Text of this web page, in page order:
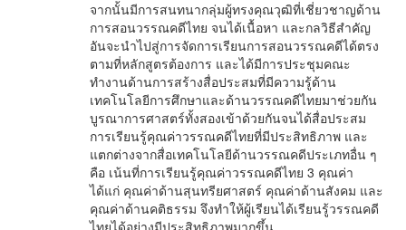
จากนั้นมีการสนทนากลุ่มผู้ทรงคุณวุฒิที่เชี่ยวชาญด้าน
การสอนวรรณคดีไทย จนได้เนื้อหา และกลวิธีสำคัญ
อันจะนำไปสู่การจัดการเรียนการสอนวรรณคดีได้ตรง
ตามที่หลักสูตรต้องการ และได้มีการประชุมคณะ
ทำงานด้านการสร้างสื่อประสมที่มีความรู้ด้าน
เทคโนโลยีการศึกษาและด้านวรรณคดีไทยมาช่วยกัน
บูรณาการศาสตร์ทั้งสองเข้าด้วยกันจนได้สื่อประสม
การเรียนรู้คุณค่าวรรณคดีไทยที่มีประสิทธิภาพ และ
แตกต่างจากสื่อเทคโนโลยีด้านวรรณคดีประเภทอื่น ๆ
คือ เน้นที่การเรียนรู้คุณค่าวรรณคดีไทย 3 คุณค่า
ได้แก่ คุณค่าด้านสุนทรียศาสตร์ คุณค่าด้านสังคม และ
คุณค่าด้านคติธรรม จึงทำให้ผู้เรียนได้เรียนรู้วรรณคดี
ไทยได้อย่างมีประสิทธิภาพมากขึ้น